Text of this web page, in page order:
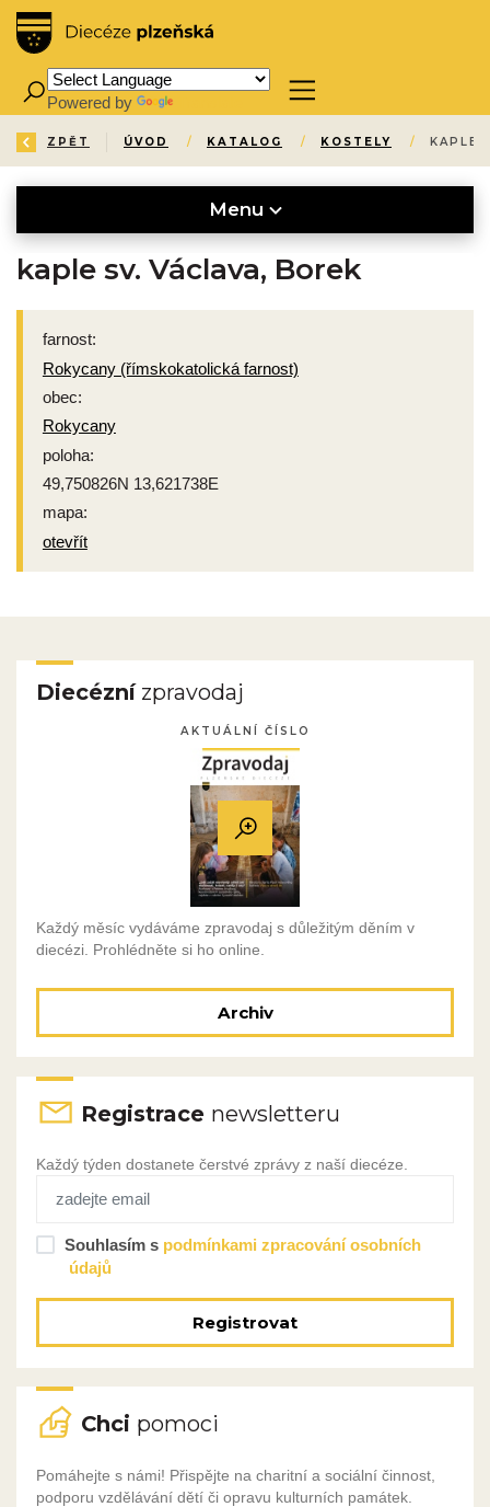
Powered by
ZPĚT ÚVOD / KATALOG / KOSTELY / KAPLE
Menu
kaple sv. Václava, Borek
farnost:
Rokycany (římskokatolická farnost)
obec:
Rokycany
poloha:
49,750826N 13,621738E
mapa:
otevřít
Diecéznízpravodaj
AKTUÁLNÍ ČÍSLO
Každý měsíc vydáváme zpravodaj s důležitým děním v
diecézi. Prohlédněte si ho online.
Archiv
Registrace newsletteru
Každý týden dostanete čerstvé zprávy z naší diecéze.
Souhlasím s podmínkami zpracování osobních
údajů
Registrovat
Chci pomoci
Pomáhejte s námi! Přispějte na charitní a sociální činnost,
podporu vzdělávání dětí či opravu kulturních památek.